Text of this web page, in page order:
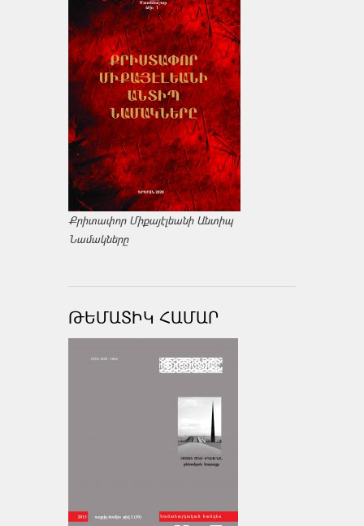
Քրիտափոր Միքայէլեանի Անտիպ
Նամակները
ԹԵՄԱՏԻԿ ՀԱՄԱՐ